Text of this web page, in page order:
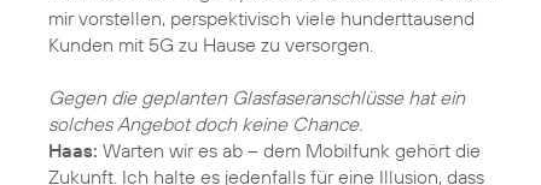
mir vorstellen, perspektivisch viele hunderttausend
Kunden mit 5G zu Hause zu versorgen.
Gegen die geplanten Glasfaseranschlüsse hat ein
solches Angebot doch keine Chance.
Haas: Warten wir es ab – dem Mobilfunk gehört die
Zukunft. Ich halte es jedenfalls für eine Illusion, dass